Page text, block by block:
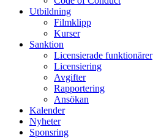
Utbildning
Filmklipp
Kurser
Sanktion
Licensierade funktionärer
Licensiering
Avgifter
Rapportering
Ansökan
Kalender
Nyheter
Sponsring